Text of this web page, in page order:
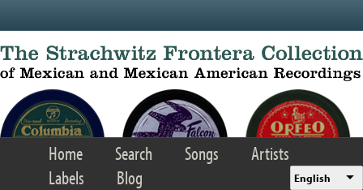
Home Search Songs
Artists
Labels
Blog English